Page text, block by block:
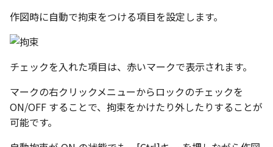
作図時に自動で拘束をつける項目を設定します。
チェックを入れた項目は、赤いマークで表示されます。
マークの右クリックメニューからロックのチェックを
ON/OFF することで、拘束をかけたり外したりすることが
可能です。